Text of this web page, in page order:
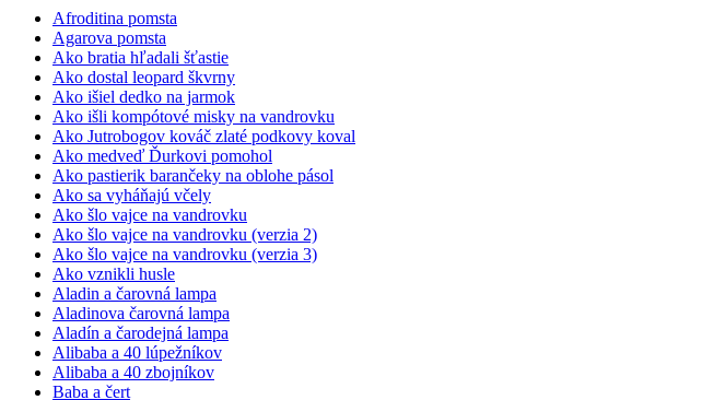
Afroditina pomsta
Agarova pomsta
Ako bratia hľadali šťastie
Ako dostal leopard škvrny
Ako išiel dedko na jarmok
Ako išli kompótové misky na vandrovku
Ako Jutrobogov kováč zlaté podkovy koval
Ako medveď Ďurkovi pomohol
Ako pastierik barančeky na oblohe pásol
Ako sa vyháňajú včely
Ako šlo vajce na vandrovku
Ako šlo vajce na vandrovku (verzia 2)
Ako šlo vajce na vandrovku (verzia 3)
Ako vznikli husle
Aladin a čarovná lampa
Aladinova čarovná lampa
Aladín a čarodejná lampa
Alibaba a 40 lúpežníkov
Alibaba a 40 zbojníkov
Baba a čert